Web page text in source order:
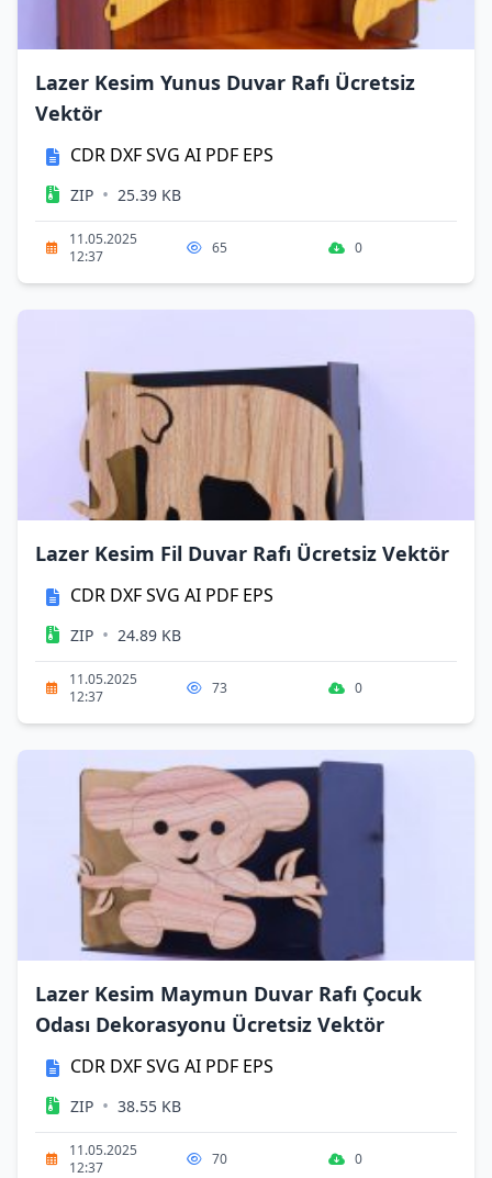
Lazer Kesim Yunus Duvar Rafı Ücretsiz
Vektör
CDR DXFSVG AI PDF EPS
ZIP • 25.39 KB
11.05.2025
12:37
65 0
Lazer Kesim Fil Duvar Rafı Ücretsiz Vektör
CDR DXFSVG AI PDF EPS
ZIP • 24.89 KB
11.05.2025
12:37
73 0
Lazer Kesim Maymun Duvar Rafı Çocuk
Odası Dekorasyonu Ücretsiz Vektör
CDR DXFSVG AI PDF EPS
ZIP • 38.55 KB
11.05.2025
12:37
70 0